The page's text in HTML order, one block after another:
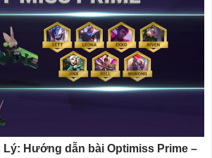
Hướng dẫn bài Optimiss Prime –